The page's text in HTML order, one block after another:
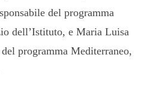
del programma
dell’Istituto, e Maria Luisa
programma Mediterraneo,